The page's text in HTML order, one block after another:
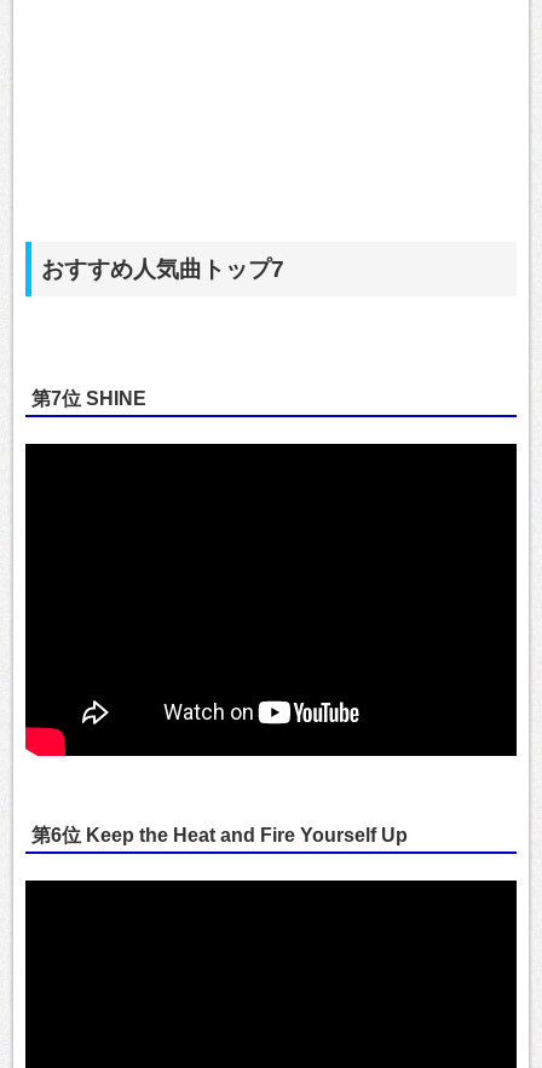
おすすめ人気曲トップ7
第7位 SHINE
第6位 Keep the Heat and Fire Yourself Up